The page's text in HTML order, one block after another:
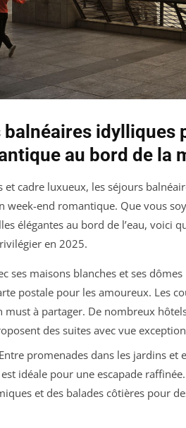
balnéaires idylliques
au bord de la
et cadre luxueux, les séjours
end romantique. Que vous
élégantes au bord de l’eau, voici
en 2025.
ses maisons blanches et ses
postale pour les amoureux. Les
must à partager. De nombreux
des suites avec vue
promenades dans les jardins et
idéale pour une escapade
et des balades côtières pour